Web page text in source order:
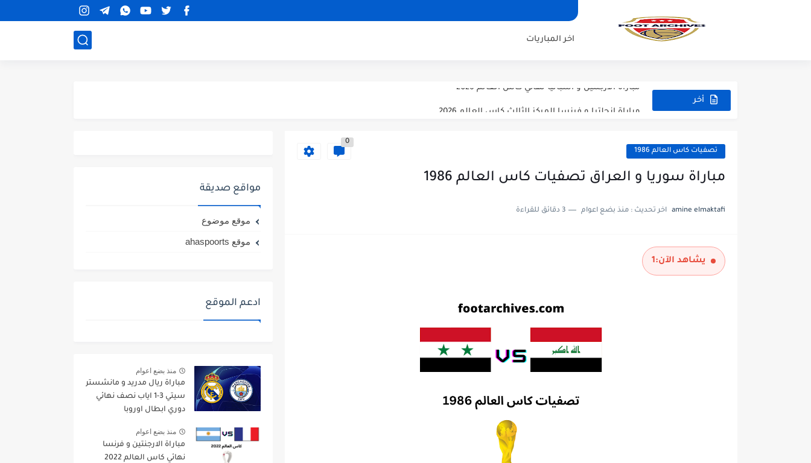
اخر المباريات
أخر
مباراة تشيلسي و ويسترن سيدني مباراة ودية 2026
تصفيات كاس العالم 1986
0
مباراة سوريا و العراق تصفيات كاس العالم 1986
amine elmaktafi اخر تحديث : منذ بضع اعوام 3 دقائق للقراءة
يشاهد الآن:1
مواقع صديقة
موقع موضوع
موقع ahaspoorts
ادعم الموقع
منذ بضع اعوام
مباراة ريال مدريد و مانشستر
سيتي 3-1 اياب نصف نهائي
دوري ابطال اوروبا
منذ بضع اعوام
مباراة الارجنتين و فرنسا
نهائي كاس العالم 2022